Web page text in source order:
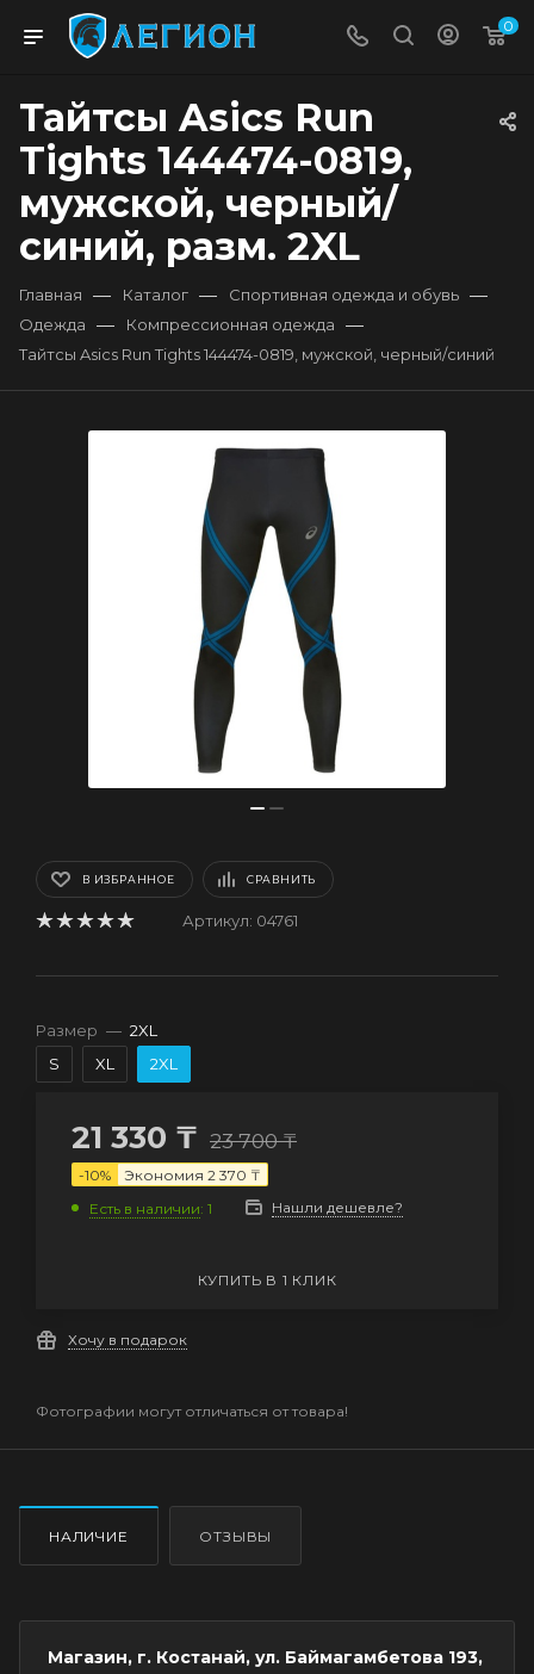
0
Тайтсы Asics Run
Tights 144474-0819,
мужской, черный/
синий, разм. 2XL
Главная — Каталог — Спортивная одежда и обувь —
Одежда — Компрессионная одежда —
Тайтсы Asics Run Tights 144474-0819, мужской, черный/синий
В ИЗБРАННОЕ СРАВНИТЬ
Артикул: 04761
Размер — 2XL
S
XL 2XL
21 330 ₸ 23 700₸
-10% Экономия 2 370 ₸
Есть в наличии: 1 Нашли дешевле?
КУПИТЬ В 1 КЛИК
Хочу в подарок
Фотографии могут отличаться от товара!
НАЛИЧИЕ ОТЗЫВЫ
Магазин, г. Костанай, ул. Баймагамбетова 193,